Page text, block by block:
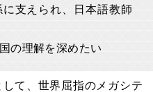
に支えられ、日本語教師
の理解を深めたい
て、世界屈指のメガシテ